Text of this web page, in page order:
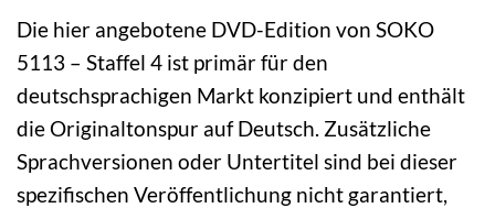
Die hier angebotene DVD-Edition von SOKO
5113 – Staffel 4 ist primär für den
deutschsprachigen Markt konzipiert und enthält
die Originaltonspur auf Deutsch. Zusätzliche
Sprachversionen oder Untertitel sind bei dieser
spezifischen Veröffentlichung nicht garantiert,